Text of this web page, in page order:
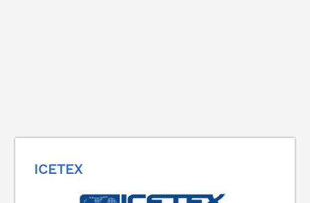
ICETEX